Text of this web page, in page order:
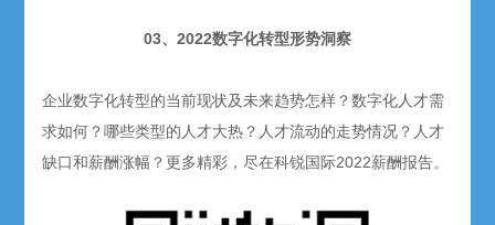
03、2022数字化转型形势洞察
企业数字化转型的当前现状及未来趋势怎样？数字化人才需
求如何？哪些类型的人才大热？人才流动的走势情况？人才
缺口和薪酬涨幅？更多精彩，尽在科锐国际2022薪酬报告。